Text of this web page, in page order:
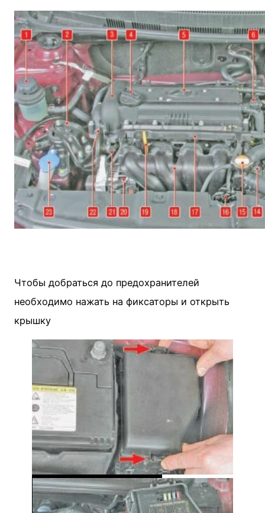
Чтобы добраться до предохранителей
необходимо нажать на фиксаторы и открыть
крышку